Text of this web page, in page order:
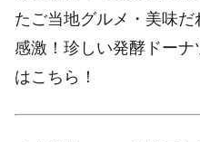
たご当地グルメ・美味
感激！珍しい発酵ドー
はこちら！